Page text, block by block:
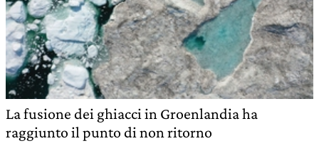
La fusione dei ghiacci in Groenlandia ha
raggiunto il punto di non ritorno